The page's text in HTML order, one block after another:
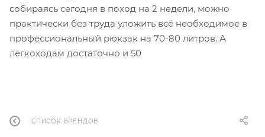
собираясь сегодня в поход на 2 недели, можно
практически без труда уложить всё необходимое в
профессиональный рюкзак на 70-80 литров. А
легкоходам достаточно и 50
СПИСОК БРЕНДОВ